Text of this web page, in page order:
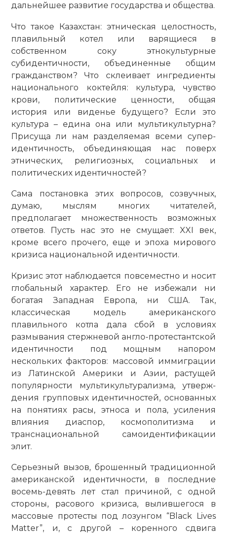
дальнейшее развитие государства и общества.
Что такое Казахстан: этничес­кая целостность,
плавильный котел или варящиеся в
собственном соку этнокультурные
субидентичности, объединенные общим
гражданством? Что склеивает ингредиенты
нацио­нального коктейля: культура, чувство
крови, политичес­кие ценности, общая
история или виденье будущего? Если это
культура – едина она или мульти­культурна?
Присуща ли нам разделяемая всеми супер-
идентичность, объединяющая нас поверх
этнических, религиозных, социальных и
политичес­ких идентичностей?
Сама постановка этих вопросов, созвучных,
думаю, мыслям многих читателей,
предполагает множественность возможных
ответов. Пусть нас это не смущает: XXI век,
кроме всего прочего, еще и эпоха мирового
кризиса национальной идентичности.
Кризис этот наблюдается повсеместно и носит
глобальный характер. Его не избежали ни
богатая Западная Европа, ни США. Так,
классическая модель американского
плавильного котла дала сбой в условиях
размывания стержневой англо-протестантской
идентичности под мощным напором
нескольких факторов: массовой иммиграции
из Латинской Америки и Азии, растущей
популярности мультикультурализма, утверж­
дения групповых идентичностей, основанных
на понятиях расы, этноса и пола, усиления
влияния диаспор, космополитизма и
транснациональной само­идентификации
элит.
Серьезный вызов, брошенный традиционной
американской идентичности, в последние
восемь-девять лет стал причиной, с одной
стороны, расового кризиса, вылившегося в
массовые протесты под лозунгом “Black Lives
Matter”, и, с другой – коренного сдвига